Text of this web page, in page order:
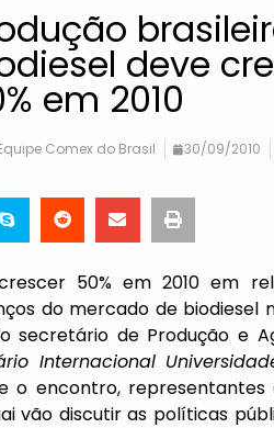
deve
em 2010
Comex do Brasil 30/09/2010
50% em 2010 em
do mercado de biodiesel
secretário de Produção e
Internacional
o encontro,
vão discutir as políticas